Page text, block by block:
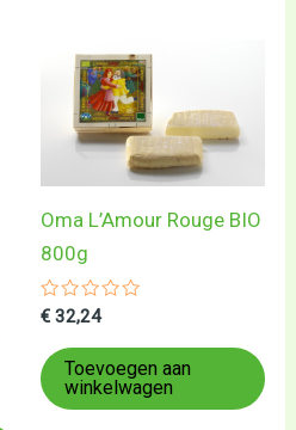
Oma L’Amour Rouge BIO
800g
Gewaardeerd
uit
5
€ 32,24
Toevoegen aan
winkelwagen